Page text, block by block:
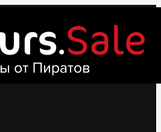
7-10 ночей все включено, отдых на
и горнолыжных туров.